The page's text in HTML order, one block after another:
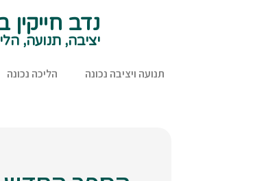
נדב חייקין
יציבה, תנועה,
תנועה ויציבה נכונה הליכה נכונה